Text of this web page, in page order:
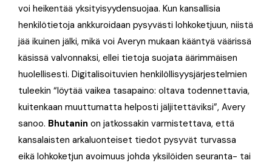
voi heikentää yksityisyydensuojaa. Kun kansallisia
henkilötietoja ankkuroidaan pysyvästi lohkoketjuun, niistä
jää ikuinen jälki, mikä voi Averyn mukaan kääntyä väärissä
käsissä valvonnaksi, ellei tietoja suojata äärimmäisen
huolellisesti. Digitalisoituvien henkilöllisyysjärjestelmien
tuleekin “löytää vaikea tasapaino: oltava todennettavia,
kuitenkaan muuttumatta helposti jäljitettäviksi”, Avery
sanoo. Bhutanin on jatkossakin varmistettava, että
kansalaisten arkaluonteiset tiedot pysyvät turvassa
eikä lohkoketjun avoimuus johda yksilöiden seuranta- tai